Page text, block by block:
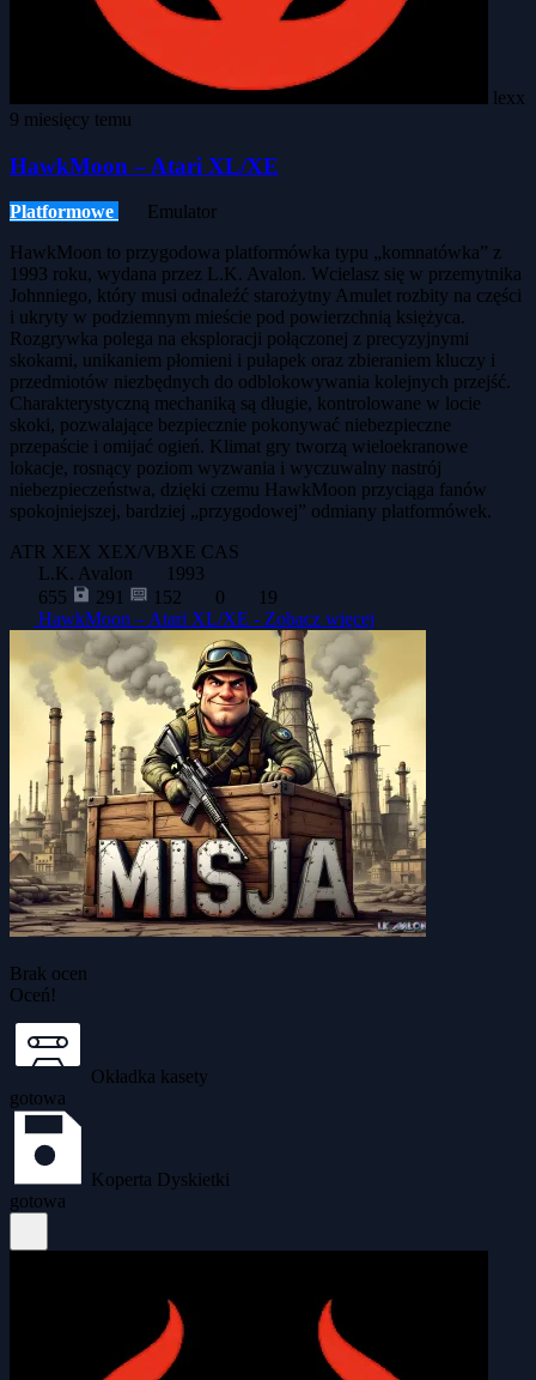
lexx
9 miesięcy temu
HawkMoon – Atari XL/XE
Platformowe
Emulator
HawkMoon to przygodowa platformówka typu „komnatówka” z
1993 roku, wydana przez L.K. Avalon. Wcielasz się w przemytnika
Johnniego, który musi odnaleźć starożytny Amulet rozbity na części
i ukryty w podziemnym mieście pod powierzchnią księżyca.
Rozgrywka polega na eksploracji połączonej z precyzyjnymi
skokami, unikaniem płomieni i pułapek oraz zbieraniem kluczy i
przedmiotów niezbędnych do odblokowywania kolejnych przejść.
Charakterystyczną mechaniką są długie, kontrolowane w locie
skoki, pozwalające bezpiecznie pokonywać niebezpieczne
przepaście i omijać ogień. Klimat gry tworzą wieloekranowe
lokacje, rosnący poziom wyzwania i wyczuwalny nastrój
niebezpieczeństwa, dzięki czemu HawkMoon przyciąga fanów
spokojniejszej, bardziej „przygodowej” odmiany platformówek.
ATR XEX XEX/VBXE CAS
L.K. Avalon
1993
655
291 152 0
19
HawkMoon – Atari XL/XE - Zobacz więcej
Brak ocen
Oceń!
Okładka kasety
gotowa
Koperta Dyskietki
gotowa